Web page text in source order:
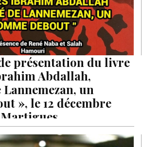
présentation du livre
Abdallah,
Lannemezan, un
», le 12 décembre
Martigues
de Lannemezan, un homme